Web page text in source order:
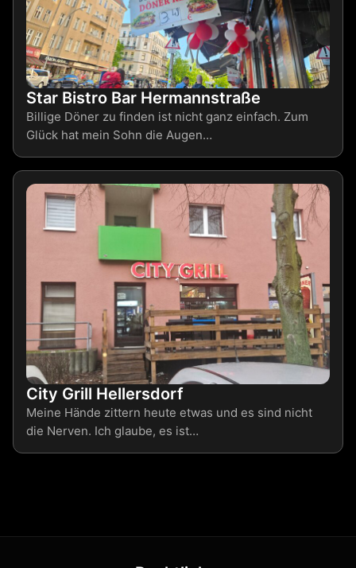
Star Bistro Bar Hermannstraße
Billige Döner zu finden ist nicht ganz einfach. Zum
Glück hat mein Sohn die Augen…
City Grill Hellersdorf
Meine Hände zittern heute etwas und es sind nicht
die Nerven. Ich glaube, es ist…